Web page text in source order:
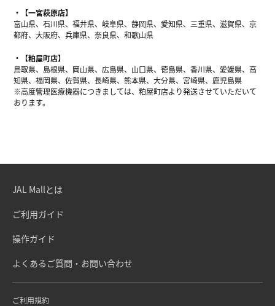
【一宮萩原店】
富山県、石川県、福井県、岐阜県、静岡県、愛知県、三重県、滋賀県、京
都府、大阪府、兵庫県、奈良県、和歌山県
【粕屋町店】
鳥取県、島根県、岡山県、広島県、山口県、徳島県、香川県、愛媛県、高
知県、福岡県、佐賀県、長崎県、熊本県、大分県、宮崎県、鹿児島県
※高度管理医療機器につきましては、粕屋町店より発送させていただいて
おります。
JAL Mallとは
ご利用ガイド
操作ガイド
よくあるご質問・お問い合わせ
ご利用規約